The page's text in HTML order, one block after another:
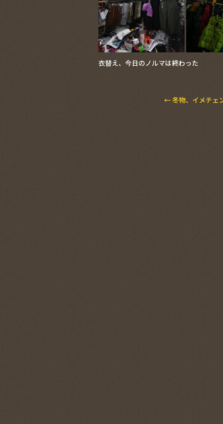
衣替え、今日のノルマは終わった
←冬物、イメチェ